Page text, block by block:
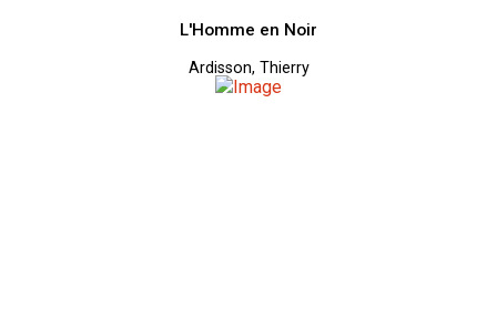
L'Homme en Noir
Ardisson, Thierry